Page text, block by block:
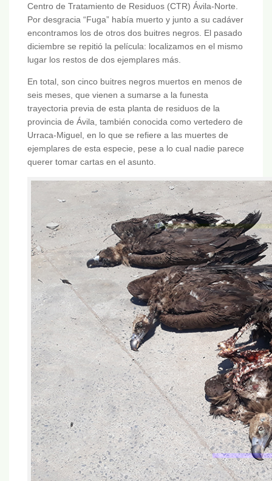
Centro de Tratamiento de Residuos (CTR) Ávila-Norte.
Por desgracia “Fuga” había muerto y junto a su cadáver
encontramos los de otros dos buitres negros. El pasado
diciembre se repitió la película: localizamos en el mismo
lugar los restos de dos ejemplares más.
En total, son cinco buitres negros muertos en menos de
seis meses, que vienen a sumarse a la funesta
trayectoria previa de esta planta de residuos de la
provincia de Ávila, también conocida como vertedero de
Urraca-Miguel, en lo que se refiere a las muertes de
ejemplares de esta especie, pese a lo cual nadie parece
querer tomar cartas en el asunto.